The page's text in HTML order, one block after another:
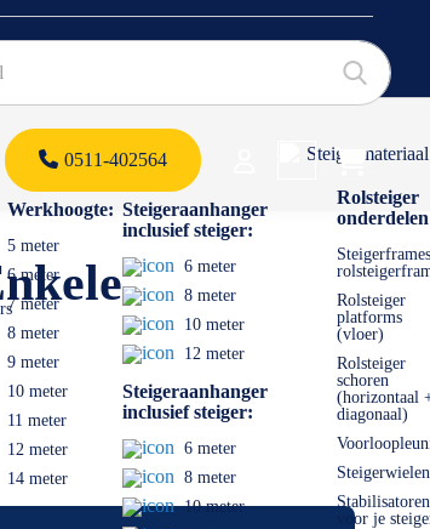
0511-402564
Werkhoogte:
5 meter
6 meter
7 meter
8 meter
9 meter
10 meter
11 meter
12 meter
14 meter
Steigeraanhanger
inclusief steiger:
6 meter
8 meter
10 meter
12 meter
Steigeraanhanger
inclusief steiger:
6 meter
8 meter
10 meter
Steigermateriaal
Rolsteiger
Rolsteiger
platforms
(vloer)
Rolsteiger
schoren
(horizontaal
diagonaal)
Steigerwielen
Stabilisatoren
voor je